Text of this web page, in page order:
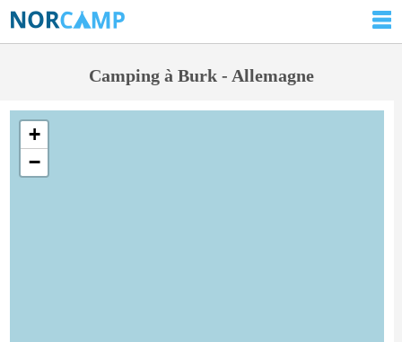
Camping à Burk - Allemagne
+
−